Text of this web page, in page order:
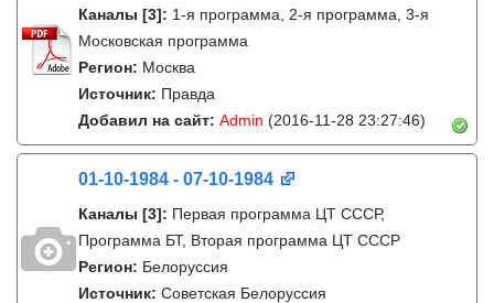
Каналы [3]: 1-я программа, 2-я программа, 3-я
Московская программа
Регион: Москва
Источник: Правда
Добавил на сайт: Admin (2016-11-28 23:27:46)
01-10-1984 - 07-10-1984
Каналы [3]: Первая программа ЦТ СССР,
Программа БТ, Вторая программа ЦТ СССР
Регион: Белоруссия
Источник: Советская Белоруссия